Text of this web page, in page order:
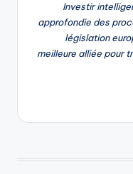
Investir
approfondie des
législation
meilleure alliée pour